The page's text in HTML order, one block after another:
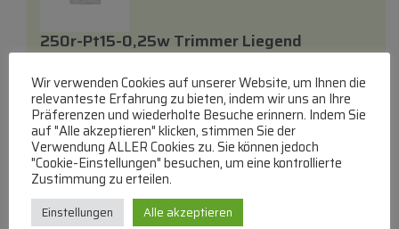
250r-Pt15-0,25w Trimmer Liegend
10x15mm -rohs-Konform-
PIHER
PT15 Trimmer Liegend
lieferbar innerhalb von 3 Tagen
€3,35
Zum Produkt
Wir verwenden Cookies auf unserer Website, um Ihnen die
relevanteste Erfahrung zu bieten, indem wir uns an Ihre
Präferenzen und wiederholte Besuche erinnern. Indem Sie
auf "Alle akzeptieren" klicken, stimmen Sie der
Verwendung ALLER Cookies zu. Sie können jedoch
"Cookie-Einstellungen" besuchen, um eine kontrollierte
Zustimmung zu erteilen.
Einstellungen Alle akzeptieren